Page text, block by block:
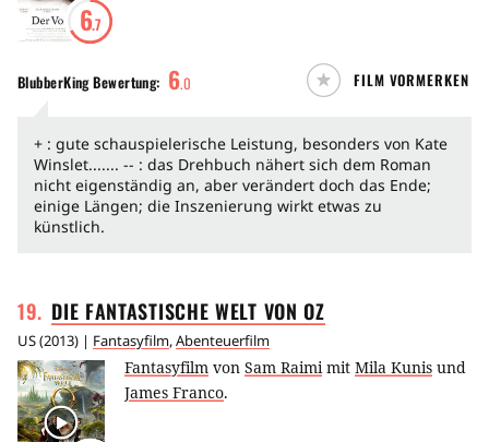
6.7
BlubberKingBewertung: 6.0 FILM VORMERKEN
+ : gute schauspielerische Leistung, besonders von Kate
Winslet....... -- : das Drehbuch nähert sich dem Roman
nicht eigenständig an, aber verändert doch das Ende;
einige Längen; die Inszenierung wirkt etwas zu
künstlich.
19. DIE FANTASTISCHE WELT VONOZ
US(2013) | Fantasyfilm,Abenteuerfilm
Fantasyfilm von Sam Raimimit Mila Kunis und
James Franco.